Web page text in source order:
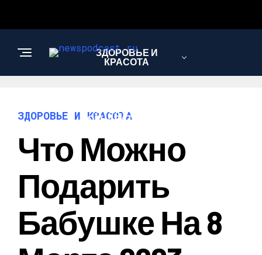
ЗДОРОВЬЕ И
КРАСОТА
ИНТЕРЕСНОЕ И
ПОЗНАВАТЕЛЬНОЕ
ЗДОРОВЬЕ И КРАСОТА
Что Можно
Подарить
Бабушке На 8